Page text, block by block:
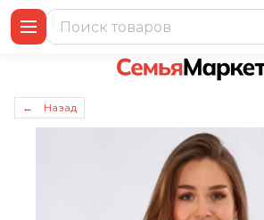
← Назад